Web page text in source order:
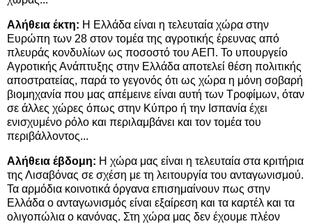
Αλήθεια έκτη: Η Ελλάδα είναι η τελευταία χώρα στην
Ευρώπη των 28 στον τομέα της αγροτικής έρευνας από
πλευράς κονδυλίων ως ποσοστό του ΑΕΠ. Το υπουργείο
Αγροτικής Ανάπτυξης στην Ελλάδα αποτελεί θέση πολιτικής
αποστρατείας, παρά το γεγονός ότι ως χώρα η μόνη σοβαρή
βιομηχανία που μας απέμεινε είναι αυτή των Τροφίμων, όταν
σε άλλες χώρες όπως στην Κύπρο ή την Ισπανία έχει
ενισχυμένο ρόλο και περιλαμβάνει και τον τομέα του
περιβάλλοντος...
Αλήθεια έβδομη: Η χώρα μας είναι η τελευταία στα κριτήρια
της Λισαβόνας σε σχέση με τη λειτουργία του ανταγωνισμού.
Τα αρμόδια κοινοτικά όργανα επισημαίνουν πως στην
Ελλάδα ο ανταγωνισμός είναι εξαίρεση και τα καρτέλ και τα
ολιγοπώλια ο κανόνας. Στη χώρα μας δεν έχουμε πλέον